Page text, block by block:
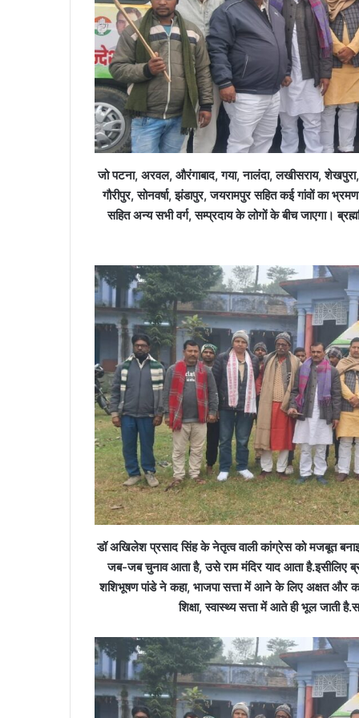
जो पटना, अरवल, औरंगाबाद, गया, नालंदा, लखीसराय, शेखपुरा,
गौरीपुर, सोनवर्षा, झंडापुर, जयरामपुर सहित कई गांवों का
सहित अन्य सभी वर्ग, सम्प्रदाय के लोगों के बीच जाएगा।
डॉ अखिलेश प्रसाद सिंह के नेतृत्व वाली कांग्रेस को मजबूत
जब-जब चुनाव आता है, उसे राम मंदिर याद आता है.इसीलिए
शशिभूषण पांडे ने कहा, भाजपा सत्ता में आने के लिए अक्षत और
शिक्षा, स्वास्थ्य सत्ता में आते ही भूल जाती